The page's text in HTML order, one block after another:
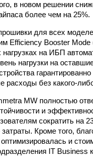
в новом решении
более чем на 25%.
для всех
Efficiency Booster
на ИБП
нагрузки на
без какого-
MW полностью
и
сократить на
Кроме того,
и
IT Business